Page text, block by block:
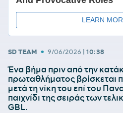
SD TEAM • 9/06/2026 | 10:38
Ένα βήμα πριν από την
πρωταθλήματος βρίσκεται
μετά τη νίκη του επί του
παιχνίδι της σειράς των
GBL.